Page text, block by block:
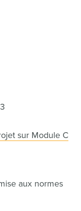
sur Module C
aux normes